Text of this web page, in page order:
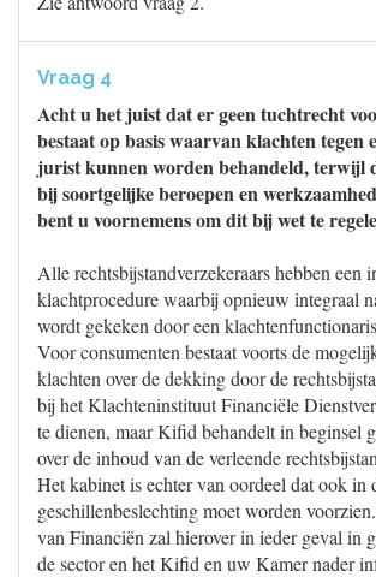
Vraag 4
Acht u het juist dat er geen tuchtrecht
bestaat op basis waarvan klachten tegen
jurist kunnen worden behandeld, terwijl
bij soortgelijke beroepen en
bent u voornemens om dit bij wet te
Alle rechtsbijstandverzekeraars hebben een
klachtprocedure waarbij opnieuw integraal
wordt gekeken door een
Voor consumenten bestaat voorts de
klachten over de dekking door de
bij het Klachteninstituut Financiële
te dienen, maar Kifid behandelt in beginsel
over de inhoud van de verleende
Het kabinet is echter van oordeel dat ook in
geschillenbeslechting moet worden
van Financiën zal hierover in ieder geval in
de sector en het Kifid en uw Kamer nader